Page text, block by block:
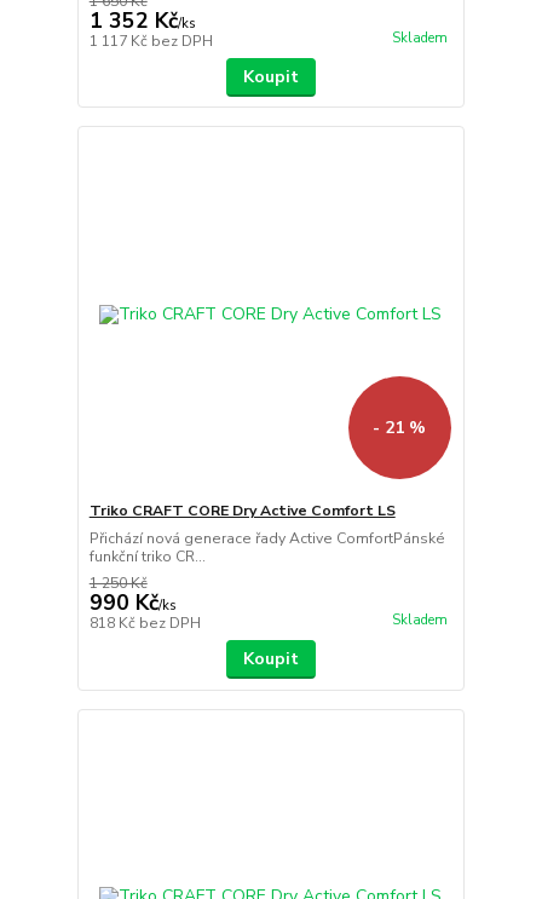
1 352 Kč/ks
1 117 Kč bez DPH Skladem
Koupit
- 21 %
Triko CRAFT CORE Dry Active Comfort LS
Přichází nová generace řady Active ComfortPánské
funkční triko CR...
1 250 Kč
990 Kč/ks
818 Kč bez DPH Skladem
Koupit